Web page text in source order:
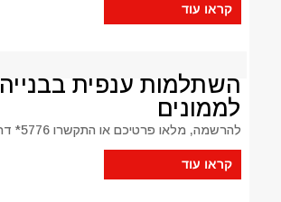
קראו עוד
השתלמות ענפית בבנייה
לממונים
להרשמה, מלאו פרטיכם או התקשרו 5776* דרישות קבלה ...
קראו עוד